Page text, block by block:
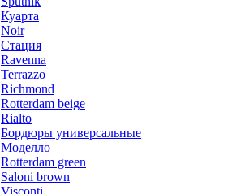
Куарта
Noir
Стация
Ravenna
Terrazzo
Richmond
Rotterdam beige
Rialto
Бордюры универсальные
Моделло
Rotterdam green
Saloni brown
Visconti